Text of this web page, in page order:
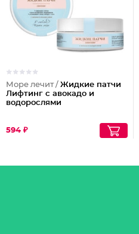
Море лечит / Жидкие патчи
Лифтинг с авокадо и
водорослями
594 ₽